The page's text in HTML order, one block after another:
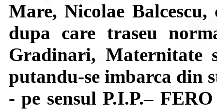
Mare, Nicolae
dupa care traseu
Gradinari, Maternitate
putandu-se imbarca din
- pe sensul P.I.P.–